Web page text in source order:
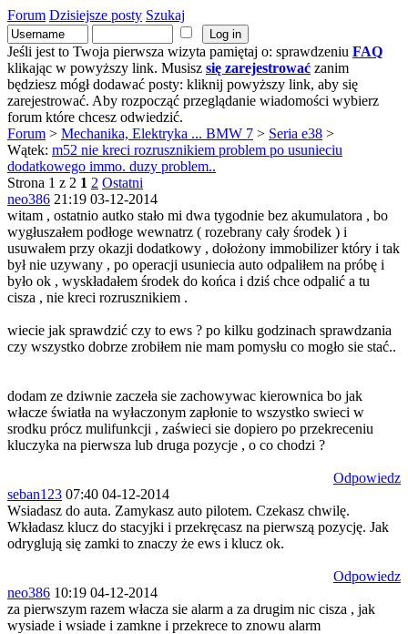
Forum Dzisiejsze posty Szukaj
Jeśli jest to Twoja pierwsza wizyta pamiętaj o: sprawdzeniu FAQ
klikając w powyższy link. Musisz się zarejestrować zanim
będziesz mógł dodawać posty: kliknij powyższy link, aby się
zarejestrować. Aby rozpocząć przeglądanie wiadomości wybierz
forum które chcesz odwiedzić.
Forum > Mechanika, Elektryka ... BMW 7 > Seria e38 >
Wątek: m52 nie kreci rozrusznikiem problem po usunieciu
dodatkowego immo. duzy problem..
Strona 1 z 2 1 2 Ostatni
neo386 21:19 03-12-2014
witam , ostatnio autko stało mi dwa tygodnie bez akumulatora , bo
wygłuszałem podłoge wewnatrz ( rozebrany cały środek ) i
usuwałem przy okazji dodatkowy , dołożony immobilizer który i tak
był nie uzywany , po operacji usuniecia auto odpaliłem na próbę i
było ok , wyskładałem środek do końca i dziś chce odpalić a tu
cisza , nie kreci rozrusznikiem .
wiecie jak sprawdzić czy to ews ? po kilku godzinach sprawdzania
czy wszystko dobrze zrobiłem nie mam pomysłu co mogło sie stać..
dodam ze dziwnie zaczeła sie zachowywac kierownica bo jak
włacze światła na wyłaczonym zapłonie to wszystko swieci w
srodku prócz mulifunkcji , zaświeci sie dopiero po przekreceniu
kluczyka na pierwsza lub druga pozycje , o co chodzi ?
Odpowiedz
seban123 07:40 04-12-2014
Wsiadasz do auta. Zamykasz auto pilotem. Czekasz chwilę.
Wkładasz klucz do stacyjki i przekręcasz na pierwszą pozycję. Jak
odryglują się zamki to znaczy że ews i klucz ok.
Odpowiedz
neo386 10:19 04-12-2014
za pierwszym razem włacza sie alarm a za drugim nic cisza , jak
wysiade i wsiade i zamkne i przekrece to znowu alarm